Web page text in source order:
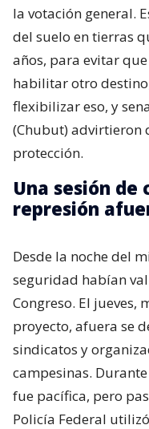
la votación general.
del suelo en tierras
años, para evitar
habilitar otro
flexibilizar eso, y
(Chubut) advirtieron
protección.
Una sesión de
represión
Desde la noche del
seguridad habían
Congreso. El jueves,
proyecto, afuera se
sindicatos y
campesinas.
fue pacífica, pero
Policía Federal